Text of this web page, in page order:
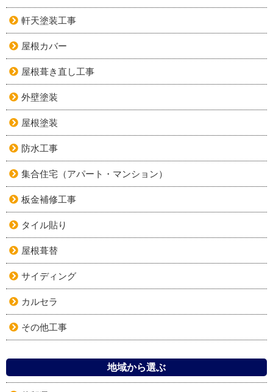
軒天塗装工事
屋根カバー
屋根葺き直し工事
外壁塗装
屋根塗装
防水工事
集合住宅（アパート・マンション）
板金補修工事
タイル貼り
屋根葺替
サイディング
カルセラ
その他工事
地域から選ぶ